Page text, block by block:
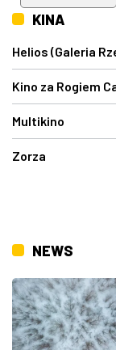
KINA
Helios (Galeria
Kino za Rogiem
Multikino
Zorza
NEWS